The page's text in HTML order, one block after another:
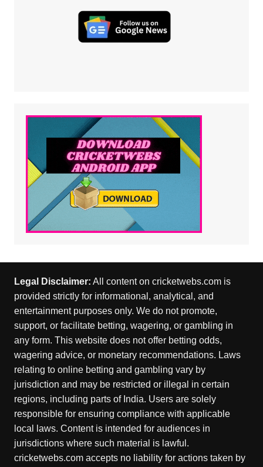
Legal Disclaimer: All content on cricketwebs.com is
provided strictly for informational, analytical, and
entertainment purposes only. We do not promote,
support, or facilitate betting, wagering, or gambling in
any form. This website does not offer betting odds,
wagering advice, or monetary recommendations. Laws
relating to online betting and gambling vary by
jurisdiction and may be restricted or illegal in certain
regions, including parts of India. Users are solely
responsible for ensuring compliance with applicable
local laws. Content is intended for audiences in
jurisdictions where such material is lawful.
cricketwebs.com accepts no liability for actions taken by